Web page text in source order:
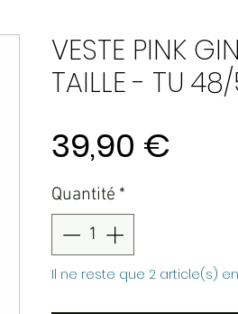
VESTE PINK
TAILLE - TU
39,90 €
Quantité *
Il ne reste que 2 article(s)